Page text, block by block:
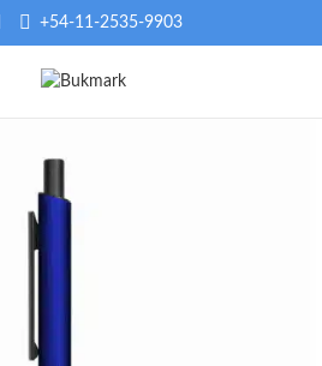
+54-11-2535-9903